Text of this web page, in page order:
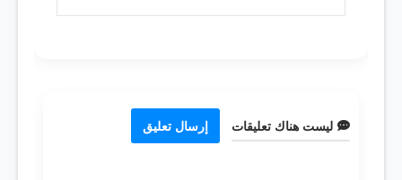
ليست هناك تعليقات إرسال تعليق